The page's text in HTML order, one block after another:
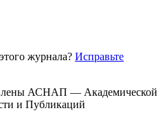
журнала? Исправьте
АСНАП — Академической
и Публикаций